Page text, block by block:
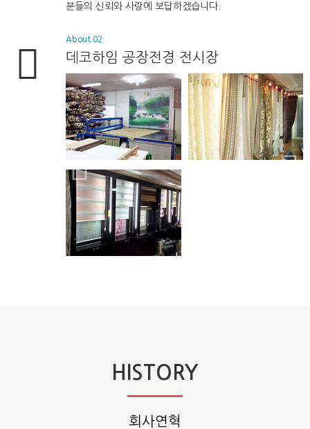
분들의 신뢰와 사랑에 보답하겠습니다.
About 02
데코하임 공장전경 전시장
데코하임 공장전경
최고관리자2019.05.02
HISTORY
회사연혁